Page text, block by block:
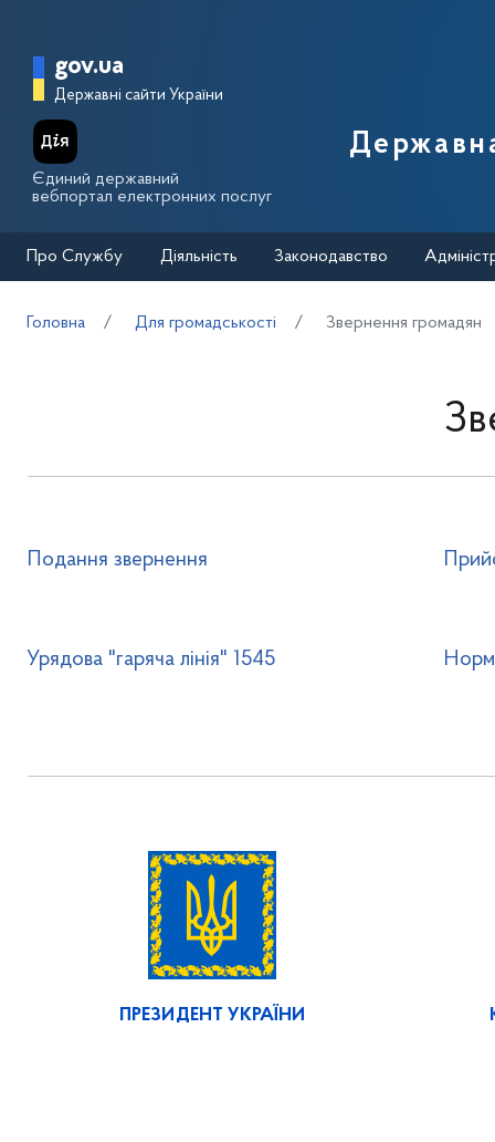
Головна сторінка Державної
gov.ua
Державні сайти України
Єдиний державний
вебпортал електронних послуг
Про Службу Діяльність Законодавство
Головна Для громадськості Звернення громадян
Подання звернення
Урядова "гаряча лінія" 1545
ПРЕЗИДЕНТ УКРАЇНИ